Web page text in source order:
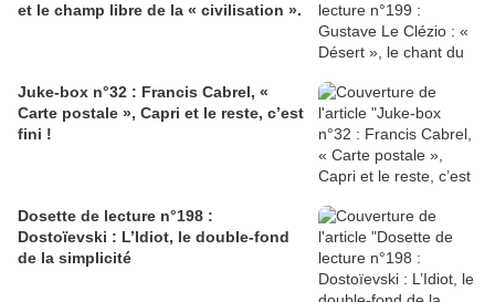
et le champ libre de la « civilisation ».
Juke-box n°32 : Francis Cabrel, «
Carte postale », Capri et le reste, c’est
fini !
Dosette de lecture n°198 :
Dostoïevski : L’Idiot, le double-fond
de la simplicité